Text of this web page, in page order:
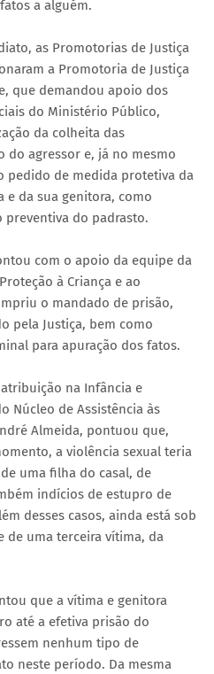
a alguém.
as Promotorias de Justiça
a Promotoria de Justiça
que demandou apoio dos
do Ministério Público,
da colheita das
do agressor e, já no mesmo
pedido de medida protetiva da
e da sua genitora, como
do padrasto.
com o apoio da equipe da
à Criança e ao
o mandado de prisão,
pela Justiça, bem como
para apuração dos fatos.
na Infância e
Núcleo de Assistência às
Almeida, pontuou que,
a violência sexual teria
uma filha do casal, de
indícios de estupro de
desses casos, ainda está sob
de uma terceira vítima, da
que a vítima e genitora
até a efetiva prisão do
nenhum tipo de
neste período. Da mesma